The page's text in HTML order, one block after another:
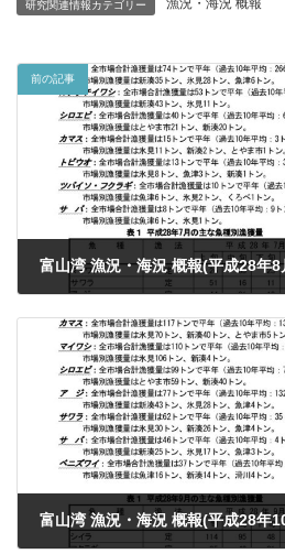
研究関連情報カテゴリー 漁況・海況 概報
前の記事
富山湾 漁況・海況 概報(平成28年8
富山湾 漁況・海況 概報(平成28年